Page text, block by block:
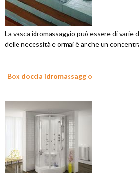
La vasca idromassaggio può essere di varie
delle necessità e ormai è anche un
Box doccia idromassaggio